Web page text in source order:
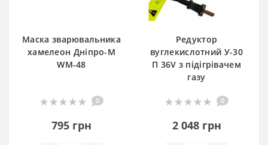
Маска зварювальника
хамелеон Дніпро-М
WM-48
0
795 грн
Редуктор
вуглекислотний У-30
П 36V з підігрівачем
газу
0
2 048 грн